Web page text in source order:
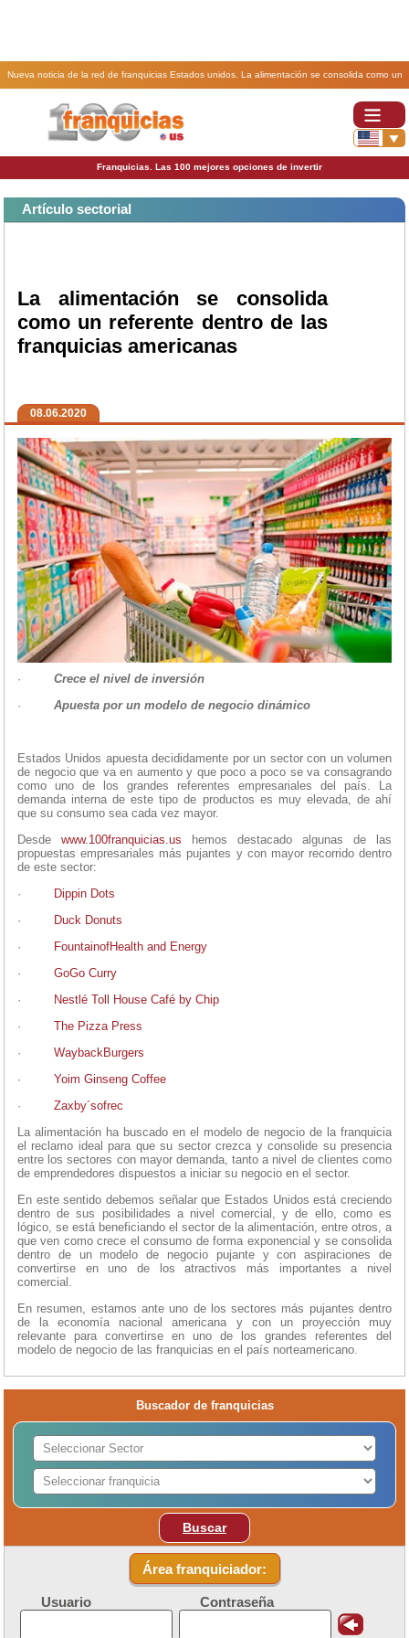
Nueva noticia de la red de franquicias Estados unidos. La alimentación se consolida como un
referente dentro de las franquicias americanas.
Franquicias. Las 100 mejores opciones de invertir
Artículo sectorial
La alimentación se consolida
como un referente dentro de las
franquicias americanas
08.06.2020
· Crece el nivel de inversión
· Apuesta por un modelo de negocio dinámico
Estados Unidos apuesta decididamente por un sector con un volumen
de negocio que va en aumento y que poco a poco se va consagrando
como uno de los grandes referentes empresariales del país. La
demanda interna de este tipo de productos es muy elevada, de ahí
que su consumo sea cada vez mayor.
Desde www.100franquicias.us hemos destacado algunas de las
propuestas empresariales más pujantes y con mayor recorrido dentro
de este sector:
·
Dippin Dots
· Duck Donuts
· FountainofHealth and Energy
· GoGo Curry
· Nestlé Toll House Café by Chip
· The Pizza Press
· WaybackBurgers
· Yoim Ginseng Coffee
· Zaxby´sofrec
La alimentación ha buscado en el modelo de negocio de la franquicia
el reclamo ideal para que su sector crezca y consolide su presencia
entre los sectores con mayor demanda, tanto a nivel de clientes como
de emprendedores dispuestos a iniciar su negocio en el sector.
En este sentido debemos señalar que Estados Unidos está creciendo
dentro de sus posibilidades a nivel comercial, y de ello, como es
lógico, se está beneficiando el sector de la alimentación, entre otros, a
que ven como crece el consumo de forma exponencial y se consolida
dentro de un modelo de negocio pujante y con aspiraciones de
convertirse en uno de los atractivos más importantes a nivel
comercial.
En resumen, estamos ante uno de los sectores más pujantes dentro
de la economía nacional americana y con un proyección muy
relevante para convertirse en uno de los grandes referentes del
modelo de negocio de las franquicias en el país norteamericano.
Buscador de franquicias
Buscar
Área franquiciador:
Usuario Contraseña